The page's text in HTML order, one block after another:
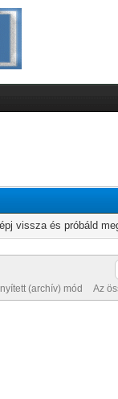
vissza és próbáld
(archív) mód Az